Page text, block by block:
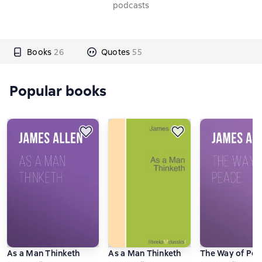
podcasts
Books 26 Quotes 55
Popular books
As a Man Thinketh
As a Man Thinketh
The Way of